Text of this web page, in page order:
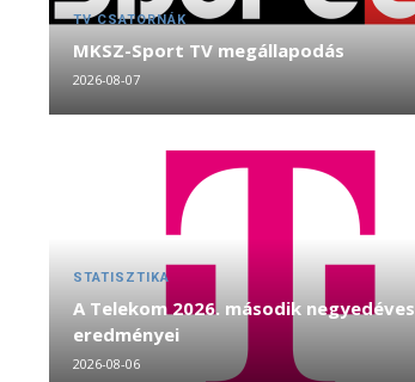
TV CSATORNÁK
MKSZ-Sport TV megállapodás
2026-08-07
STATISZTIKA
A Telekom 2026. második negyedéves
eredményei
2026-08-06